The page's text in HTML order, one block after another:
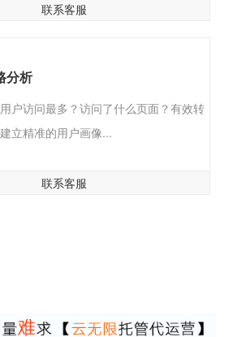
联系客服
分析
户访问最多？访问了什么页面？有效转
立精准的用户画像...
联系客服